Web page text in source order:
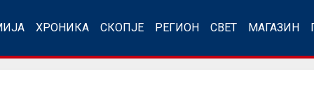
ХРОНИКА СКОПЈЕ РЕГИОН СВЕТ МАГАЗИН